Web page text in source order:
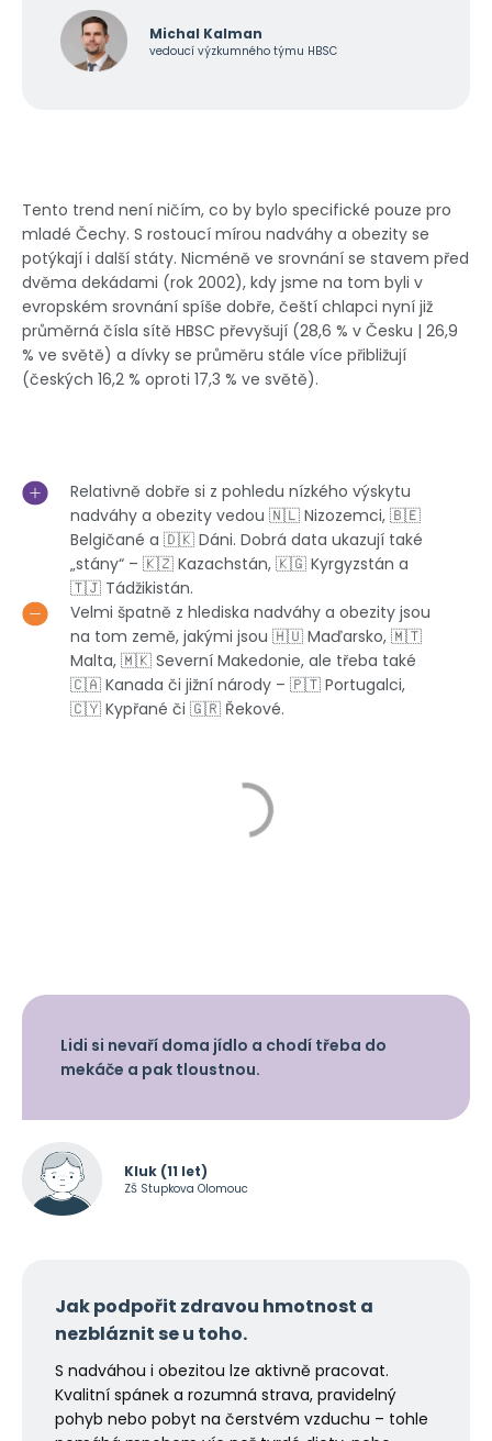
Michal Kalman
vedoucí výzkumného týmu HBSC
Tento trend není ničím, co by bylo specifické pouze pro
mladé Čechy. S rostoucí mírou nadváhy a obezity se
potýkají i další státy. Nicméně ve srovnání se stavem před
dvěma dekádami (rok 2002), kdy jsme na tom byli v
evropském srovnání spíše dobře, čeští chlapci nyní již
průměrná čísla sítě HBSC převyšují (28,6 % v Česku | 26,9
% ve světě) a dívky se průměru stále více přibližují
(českých 16,2 % oproti 17,3 % ve světě).
Relativně dobře si z pohledu nízkého výskytu
nadváhy a obezity vedou 🇳🇱 Nizozemci, 🇧🇪
Belgičané a 🇩🇰 Dáni. Dobrá data ukazují také
„stány“ – 🇰🇿 Kazachstán, 🇰🇬 Kyrgyzstán a
🇹🇯 Tádžikistán.
Velmi špatně z hlediska nadváhy a obezity jsou
na tom země, jakými jsou 🇭🇺 Maďarsko, 🇲🇹
Malta, 🇲🇰 Severní Makedonie, ale třeba také
🇨🇦 Kanada či jižní národy – 🇵🇹 Portugalci,
🇨🇾 Kypřané či 🇬🇷 Řekové.
Lidi si nevaří doma jídlo a chodí třeba do
mekáče a pak tloustnou.
Kluk (11 let)
ZŠ Stupkova Olomouc
Jak podpořit zdravou hmotnost a
nezbláznit se u toho.
S nadváhou i obezitou lze aktivně pracovat.
Kvalitní spánek a rozumná strava, pravidelný
pohyb nebo pobyt na čerstvém vzduchu – tohle